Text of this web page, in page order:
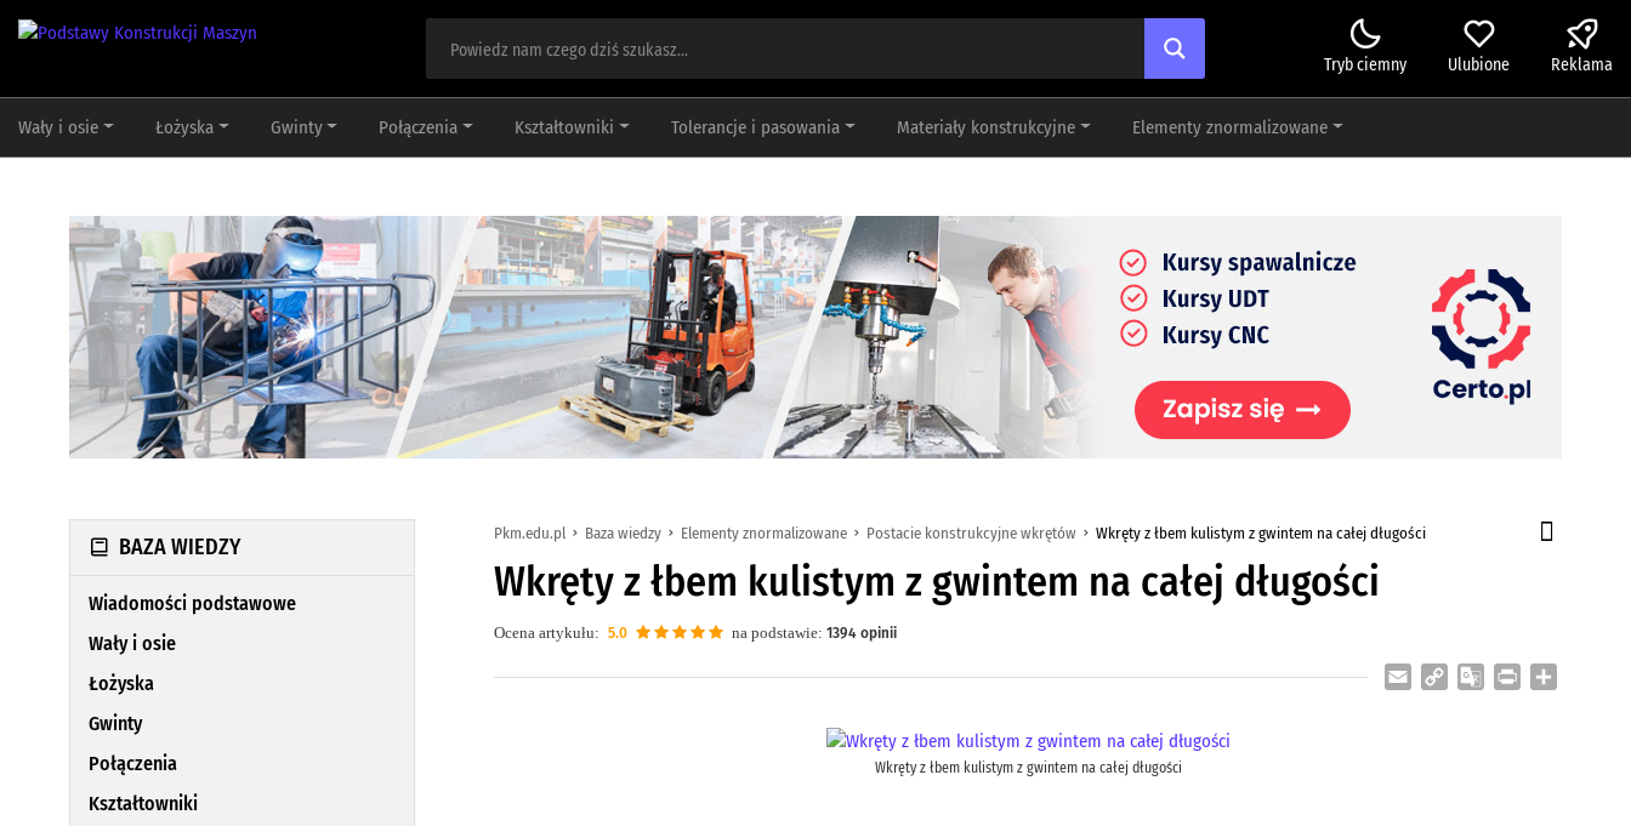
Tryb ciemny Ulubione Reklama
Wały i osie Łożyska Gwinty Połączenia Kształtowniki Tolerancje i pasowania Materiały konstrukcyjne Elementy znormalizowane
BAZA WIEDZY
Wiadomości podstawowe
Wały i osie
Łożyska
Gwinty
Połączenia
Kształtowniki
Pkm.edu.pl Baza wiedzy Elementy znormalizowane Postacie konstrukcyjne wkrętów Wkręty z łbem kulistym z gwintem na całej długości
Wkręty z łbem kulistym z gwintem na całej długości
Ocena artykułu: 5.0 na podstawie: 1394 opinii
Email
Copy
GooglePrint
Wkręty z łbem kulistym z gwintem na całej długości